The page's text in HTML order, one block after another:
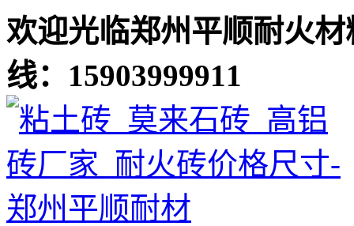
欢迎光临郑州平顺耐火
线：15903999911